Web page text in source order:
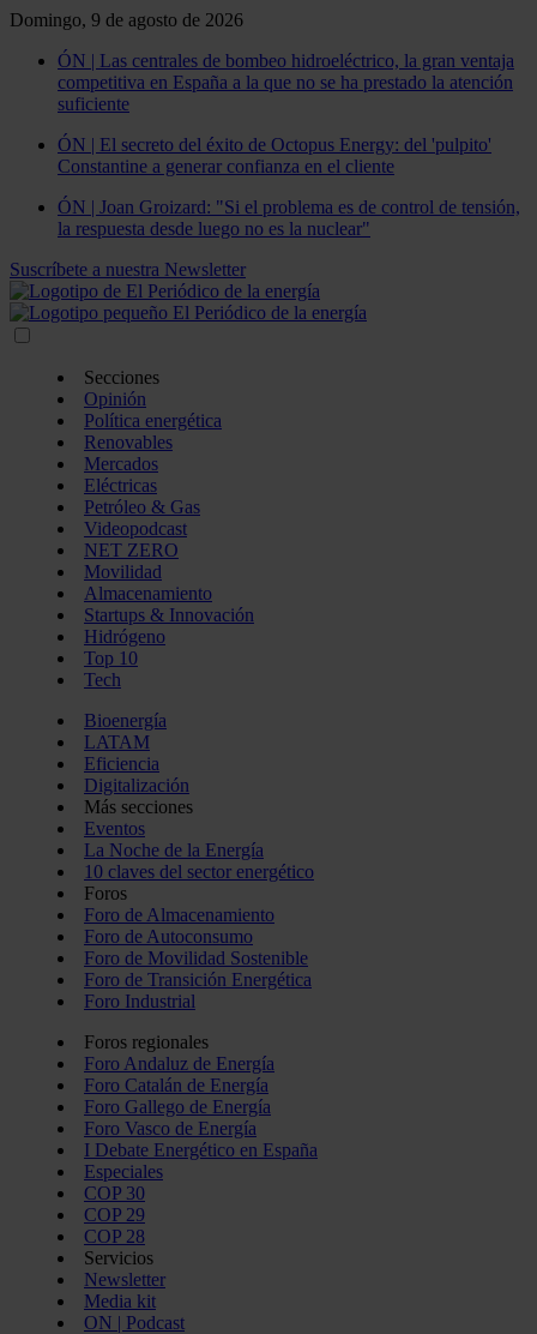
Domingo, 9 de agosto de 2026
ÓN | Las centrales de bombeo hidroeléctrico, la gran ventaja
competitiva en España a la que no se ha prestado la atención
suficiente
ÓN | El secreto del éxito de Octopus Energy: del 'pulpito'
Constantine a generar confianza en el cliente
ÓN | Joan Groizard: "Si el problema es de control de tensión,
la respuesta desde luego no es la nuclear"
Suscríbete a nuestra Newsletter
Secciones
Opinión
Política energética
Renovables
Mercados
Eléctricas
Petróleo & Gas
Videopodcast
NET ZERO
Movilidad
Almacenamiento
Startups & Innovación
Hidrógeno
Top 10
Tech
Bioenergía
LATAM
Eficiencia
Digitalización
Más secciones
Eventos
La Noche de la Energía
10 claves del sector energético
Foros
Foro de Almacenamiento
Foro de Autoconsumo
Foro de Movilidad Sostenible
Foro de Transición Energética
Foro Industrial
Foros regionales
Foro Andaluz de Energía
Foro Catalán de Energía
Foro Gallego de Energía
Foro Vasco de Energía
I Debate Energético en España
Especiales
COP 30
COP 29
COP 28
Servicios
Newsletter
Media kit
ON | Podcast